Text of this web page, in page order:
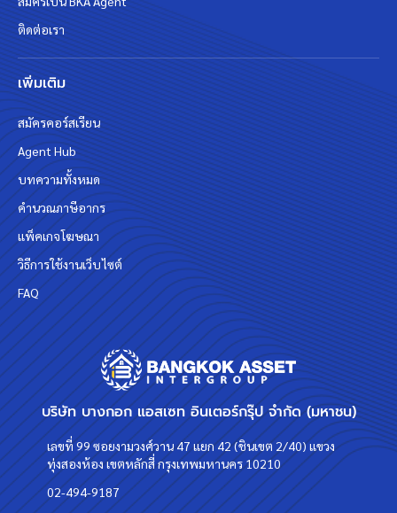
บริษัท บางกอก แอสเซท อินเตอร์กรุ๊ป จำกัด (มหาชน)
เลขที่ 99 ซอยงามวงศ์วาน 47 แยก 42 (ชินเขต 2/40) แขวง
ทุ่งสองห้อง เขตหลักสี่ กรุงเทพมหานคร 10210
02-494-9187
ติดต่อเรา
เพิ่มเติม
สมัครคอร์สเรียน
Agent Hub
บทความทั้งหมด
คำนวณภาษีอากร
แพ็คเกจโฆษณา
วิธีการใช้งานเว็บไซต์
FAQ